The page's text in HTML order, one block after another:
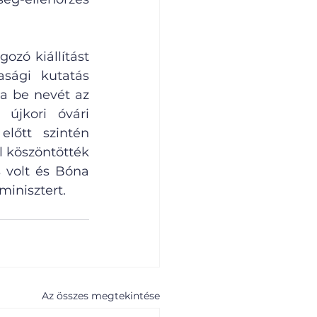
kiállítást
kutatás
be nevét az
újkori óvári
szintén
köszöntötték
volt és Bóna
Az összes megtekintése